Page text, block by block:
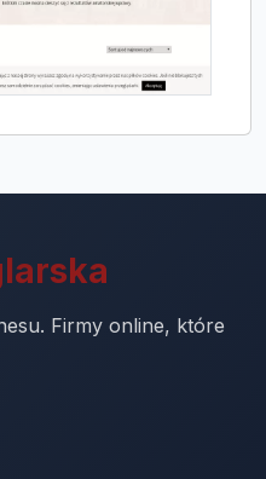
Firmy online, które